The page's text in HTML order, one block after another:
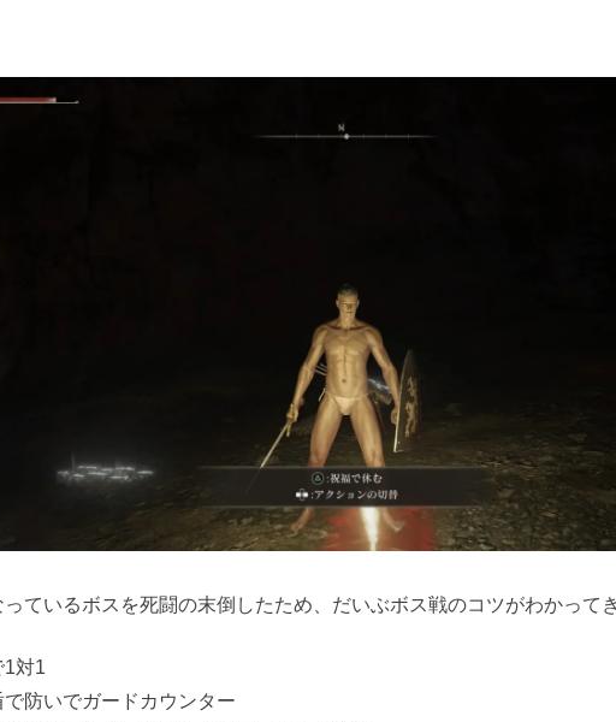
ているボスを死闘の末倒したため、だいぶボス戦のコツがわかって
1対1
で防いでガードカウンター